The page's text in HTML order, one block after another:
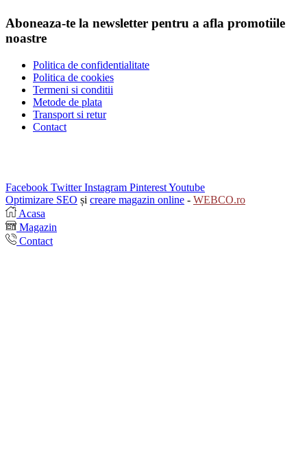
Aboneaza-te la newsletter pentru a afla promotiile
noastre
Politica de confidentialitate
Politica de cookies
Termeni si conditii
Metode de plata
Transport si retur
Contact
Facebook Twitter Instagram PinterestYoutube
Optimizare SEO și creare magazin online - WEBCO.ro
Acasa
Magazin
Contact